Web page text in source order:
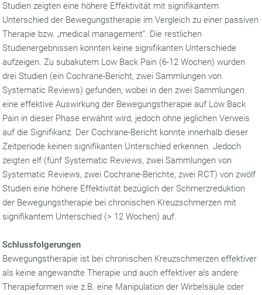
Studien zeigten eine höhere Effektivität mit signifikantem
Unterschied der Bewegungstherapie im Vergleich zu einer passiven
Therapie bzw. „medical management“. Die restlichen
Studienergebnissen konnten keine signifikanten Unterschiede
aufzeigen. Zu subakutem Low Back Pain (6-12 Wochen) wurden
drei Studien (ein Cochrane-Bericht, zwei Sammlungen von
Systematic Reviews) gefunden, wobei in den zwei Sammlungen
eine effektive Auswirkung der Bewegungstherapie auf Low Back
Pain in dieser Phase erwähnt wird, jedoch ohne jeglichen Verweis
auf die Signifikanz. Der Cochrane-Bericht konnte innerhalb dieser
Zeitperiode keinen signifikanten Unterschied erkennen. Jedoch
zeigten elf (fünf Systematic Reviews, zwei Sammlungen von
Systematic Reviews, zwei Cochrane-Berichte, zwei RCT) von zwölf
Studien eine höhere Effektivität bezüglich der Schmerzreduktion
der Bewegungstherapie bei chronischen Kreuzschmerzen mit
signifikantem Unterschied (> 12 Wochen) auf.
Schlussfolgerungen
Bewegungstherapie ist bei chronischen Kreuzschmerzen effektiver
als keine angewandte Therapie und auch effektiver als andere
Therapieformen wie z.B. eine Manipulation der Wirbelsäule oder